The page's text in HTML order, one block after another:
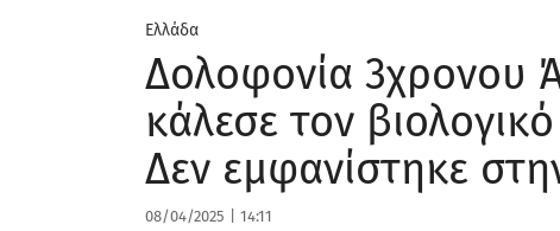
Ελλάδα
Δολοφονία 3χρονου
κάλεσε τον
Δεν εμφανίστηκε
08/04/2025 14:11